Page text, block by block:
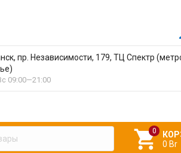
пр. Независимости, 179, ТЦ Спектр
09:00—21:00
 0 Br